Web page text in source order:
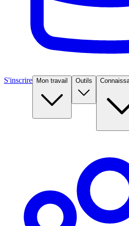
S'inscrire Mon travail Outils